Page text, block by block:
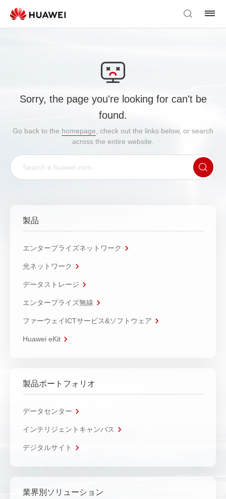
Sorry, the page you're looking for can't be
found.
Go back to the homepage , check out the links below, or search
across the entire website.
製品
エンタープライズネットワーク
光ネットワーク
データストレージ
エンタープライズ無線
ファーウェイICTサービス&ソフトウェア
Huawei eKit
製品ポートフォリオ
データセンター
インテリジェントキャンパス
デジタルサイト
業界別ソリューション